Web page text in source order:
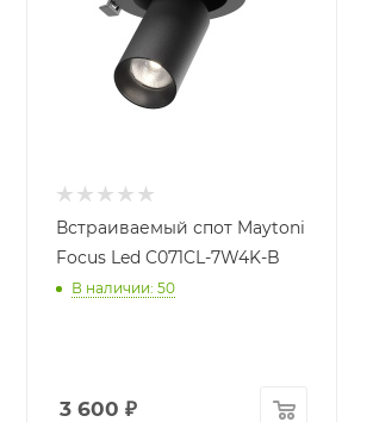
Встраиваемый спот Maytoni
Focus Led C071CL-7W4K-B
В наличии: 50
3 600 ₽